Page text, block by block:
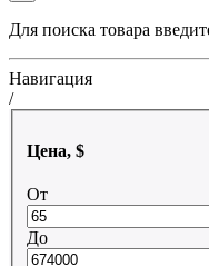
Для поиска товара
Навигация
/
Цена, $
От
До